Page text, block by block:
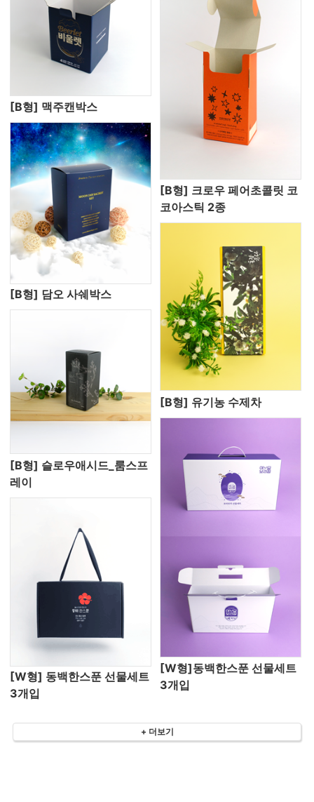
[B형] 맥주캔박스
[B형] 담오 사쉐박스
[B형] 크로우 페어초콜릿 코
코아스틱 2종
[B형] 슬로우애시드_룸스프
레이
[B형] 유기농 수제차
[W형] 동백한스푼 선물세트
3개입
[W형]동백한스푼 선물세트
3개입
+ 더보기